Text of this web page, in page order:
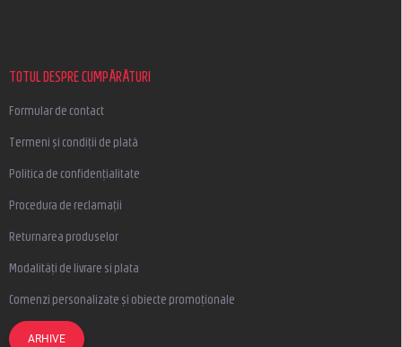
TOTUL DESPRE CUMPĂRĂTURI
Formular de contact
Termeni și condiții de plată
Politica de confidențialitate
Procedura de reclamații
Returnarea produselor
Modalități de livrare si plata
Comenzi personalizate și obiecte promoționale
ARHIVE